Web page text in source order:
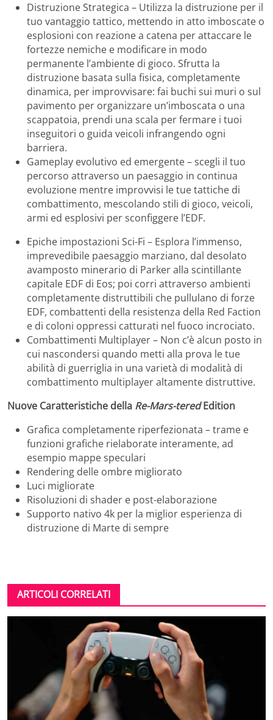
Distruzione Strategica – Utilizza la distruzione per il
tuo vantaggio tattico, mettendo in atto imboscate o
esplosioni con reazione a catena per attaccare le
fortezze nemiche e modificare in modo
permanente l’ambiente di gioco. Sfrutta la
distruzione basata sulla fisica, completamente
dinamica, per improvvisare: fai buchi sui muri o sul
pavimento per organizzare un’imboscata o una
scappatoia, prendi una scala per fermare i tuoi
inseguitori o guida veicoli infrangendo ogni
barriera.
Gameplay evolutivo ed emergente – scegli il tuo
percorso attraverso un paesaggio in continua
evoluzione mentre improvvisi le tue tattiche di
combattimento, mescolando stili di gioco, veicoli,
armi ed esplosivi per sconfiggere l’EDF.
Epiche impostazioni Sci-Fi – Esplora l’immenso,
imprevedibile paesaggio marziano, dal desolato
avamposto minerario di Parker alla scintillante
capitale EDF di Eos; poi corri attraverso ambienti
completamente distruttibili che pullulano di forze
EDF, combattenti della resistenza della Red Faction
e di coloni oppressi catturati nel fuoco incrociato.
Combattimenti Multiplayer – Non c’è alcun posto in
cui nascondersi quando metti alla prova le tue
abilità di guerriglia in una varietà di modalità di
combattimento multiplayer altamente distruttive.
Nuove Caratteristiche della Re-Mars-teredEdition
Grafica completamente riperfezionata – trame e
funzioni grafiche rielaborate interamente, ad
esempio mappe speculari
Rendering delle ombre migliorato
Luci migliorate
Risoluzioni di shader e post-elaborazione
Supporto nativo 4k per la miglior esperienza di
distruzione di Marte di sempre
ARTICOLI CORRELATI